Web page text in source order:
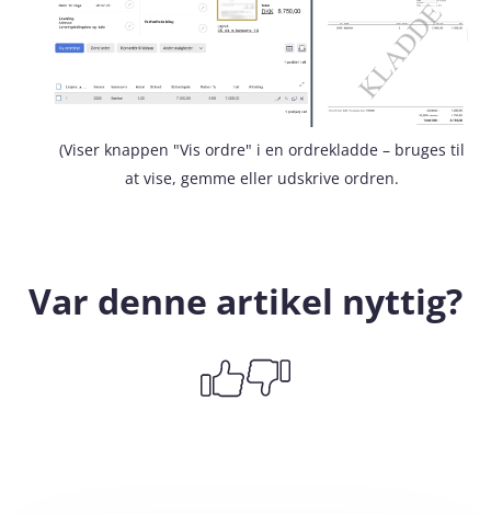
(Viser knappen "Vis ordre" i en ordrekladde – bruges til
at vise, gemme eller udskrive ordren.
Var denne artikel nyttig?